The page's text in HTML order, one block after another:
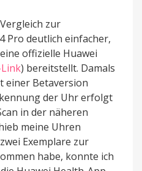
zur
Pro deutlich einfacher,
offizielle Huawei
) bereitstellt. Damals
einer Betaversion
der Uhr erfolgt
in der näheren
meine Uhren
Exemplare zur
habe, konnte ich